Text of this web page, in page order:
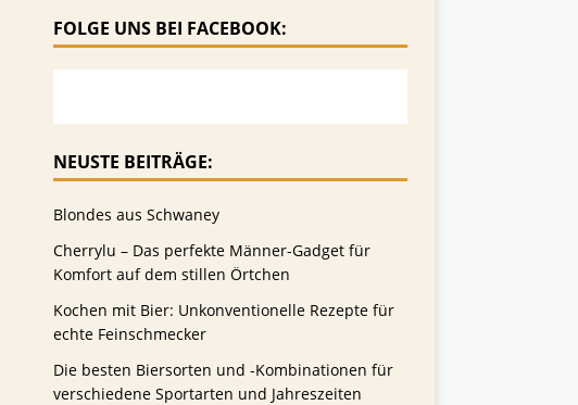
FOLGE UNS BEI FACEBOOK:
NEUSTE BEITRÄGE:
Blondes aus Schwaney
Cherrylu – Das perfekte Männer-Gadget für
Komfort auf dem stillen Örtchen
Kochen mit Bier: Unkonventionelle Rezepte für
echte Feinschmecker
Die besten Biersorten und -Kombinationen für
verschiedene Sportarten und Jahreszeiten